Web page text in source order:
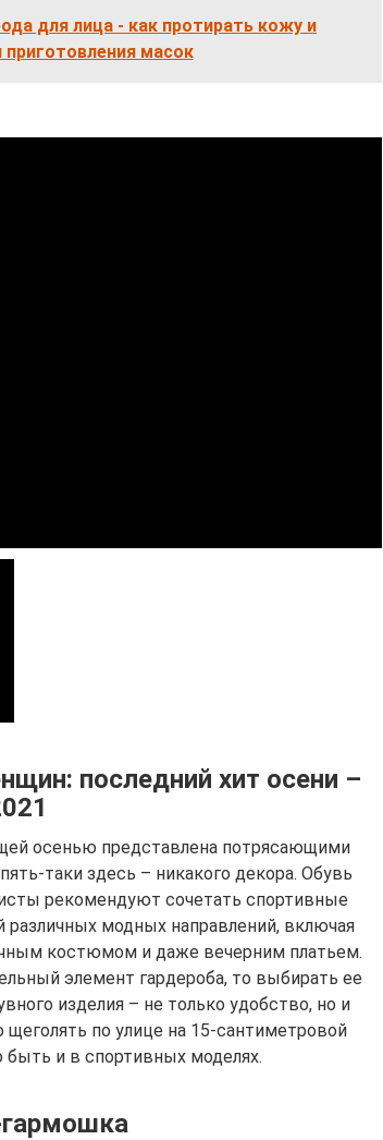
для лица - как протирать кожу и
приготовления масок
последний хит осени –
осенью представлена потрясающими
таки здесь – никакого декора. Обувь
рекомендуют сочетать спортивные
модных направлений, включая
костюмом и даже вечерним платьем.
элемент гардероба, то выбирать ее
изделия – не только удобство, но и
по улице на 15-сантиметровой
и в спортивных моделях.